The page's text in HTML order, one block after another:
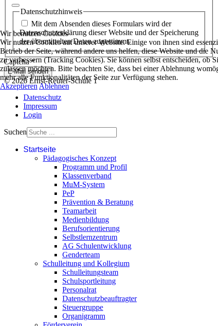
Datenschutzhinweis
Mit dem Absenden dieses Formulars wird der
Datenschutzerklärung dieser Website und der Speicherung
der übermittelten Daten zugestimmt.
Captcha*
E-Mail senden
© 2026 Ernst-Reuter-Schule 1
Datenschutz
Impressum
Login
Suchen
Startseite
Pädagogisches Konzept
Programm und Profil
Klassenverband
MuM-System
PeP
Prävention & Beratung
Teamarbeit
Medienbildung
Berufsorientierung
Selbstlernzentrum
AG Schulentwicklung
Genderteam
Schulleitung und Kollegium
Schulleitungsteam
Schulsportleitung
Personalrat
Datenschutzbeauftragter
Steuergruppe
Organigramm
Wir benutzen Cookies
Wir nutzen Cookies auf unserer Website. Einige von ihnen sind
Betrieb der Seite, während andere uns helfen, diese Website und die
zu verbessern (Tracking Cookies). Sie können selbst entscheiden, ob
zulassen möchten. Bitte beachten Sie, dass bei einer Ablehnung
mehr alle Funktionalitäten der Seite zur Verfügung stehen.
AkzeptierenAblehnen